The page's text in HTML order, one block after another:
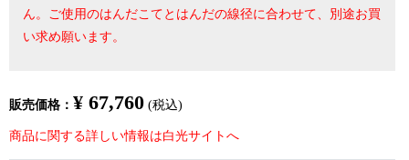
ん。ご使用のはんだこてとはんだの線径に合わせて、別途お買
い求め願います。
販売価格： ¥ 67,760 (税込)
商品に関する詳しい情報は白光サイトへ